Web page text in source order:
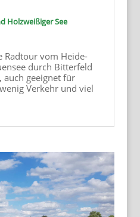
Holzweißiger See
Radtour vom Heide-
durch Bitterfeld
auch geeignet für
Verkehr und viel